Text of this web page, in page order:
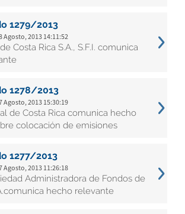
1279/2013
Agosto, 2013 14:11:52
Costa Rica S.A., S.F.I. comunica
1278/2013
Agosto, 2013 15:30:19
de Costa Rica comunica hecho
colocación de emisiones
1277/2013
Agosto, 2013 11:26:18
Administradora de Fondos de
hecho relevante